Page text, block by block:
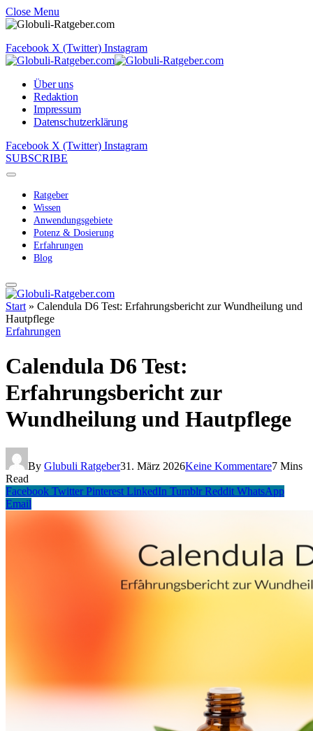
Close Menu
Facebook X (Twitter) Instagram
Über uns
Redaktion
Impressum
Datenschutzerklärung
Facebook X (Twitter) Instagram
SUBSCRIBE
Ratgeber
Wissen
Anwendungsgebiete
Potenz & Dosierung
Erfahrungen
Blog
Start » Calendula D6 Test: Erfahrungsbericht zur Wundheilung und
Hautpflege
Erfahrungen
Calendula D6 Test:
Erfahrungsbericht zur
Wundheilung und Hautpflege
By Glubuli Ratgeber31. März 2026Keine Kommentare7 Mins
Read
Facebook Twitter Pinterest LinkedIn Tumblr Reddit WhatsApp
Email